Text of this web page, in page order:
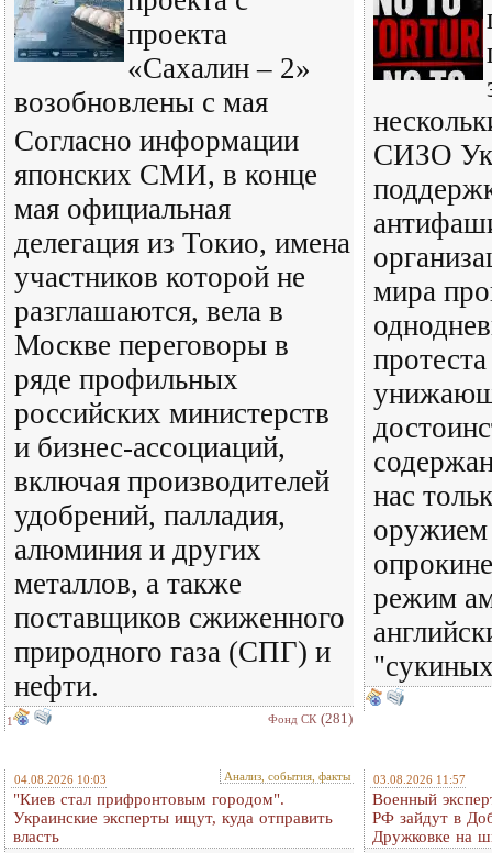
проекта
«Сахалин – 2»
возобновлены с мая
Согласно информации
японских СМИ, в конце
мая официальная
делегация из Токио, имена
участников которой не
разглашаются, вела в
Москве переговоры в
ряде профильных
российских министерств
и бизнес-ассоциаций,
включая производителей
удобрений, палладия,
алюминия и других
металлов, а также
поставщиков сжиженного
природного газа (СПГ) и
нефти.
1 Фонд СК (281)
СИЗО
мира
нас
оружием
режим
04.08.2026 10:03 Анализ, события, факты
"Киев стал прифронтовым городом".
Украинские эксперты ищут, куда отправить
власть
03.08.2026 11:57
Военный
РФ зайдут в
Дружковке на